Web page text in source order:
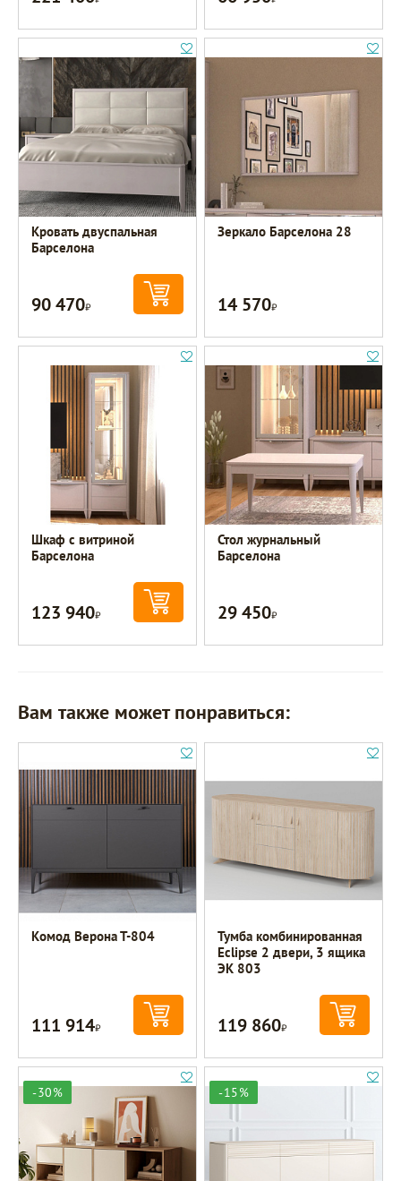
Кровать двуспальная
Барселона
90 470Р
Зеркало Барселона 28
14 570Р
Шкаф с витриной
Барселона
123 940Р
Стол журнальный
Барселона
29 450Р
Вам также может понравиться:
Комод Верона Т-804
111 914Р
Тумба комбинированная
Eclipse 2 двери, 3 ящика
ЭК 803
119 860Р
-30% -15%